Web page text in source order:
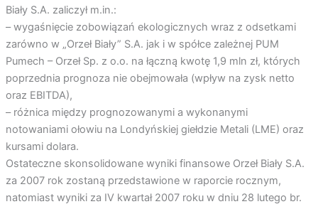
Biały S.A. zaliczył m.in.:
– wygaśnięcie zobowiązań ekologicznych wraz z odsetkami
zarówno w „Orzeł Biały” S.A. jak i w spółce zależnej PUM
Pumech – Orzeł Sp. z o.o. na łączną kwotę 1,9 mln zł, których
poprzednia prognoza nie obejmowała (wpływ na zysk netto
oraz EBITDA),
– różnica między prognozowanymi a wykonanymi
notowaniami ołowiu na Londyńskiej giełdzie Metali (LME) oraz
kursami dolara.
Ostateczne skonsolidowane wyniki finansowe Orzeł Biały S.A.
za 2007 rok zostaną przedstawione w raporcie rocznym,
natomiast wyniki za IV kwartał 2007 roku w dniu 28 lutego br.